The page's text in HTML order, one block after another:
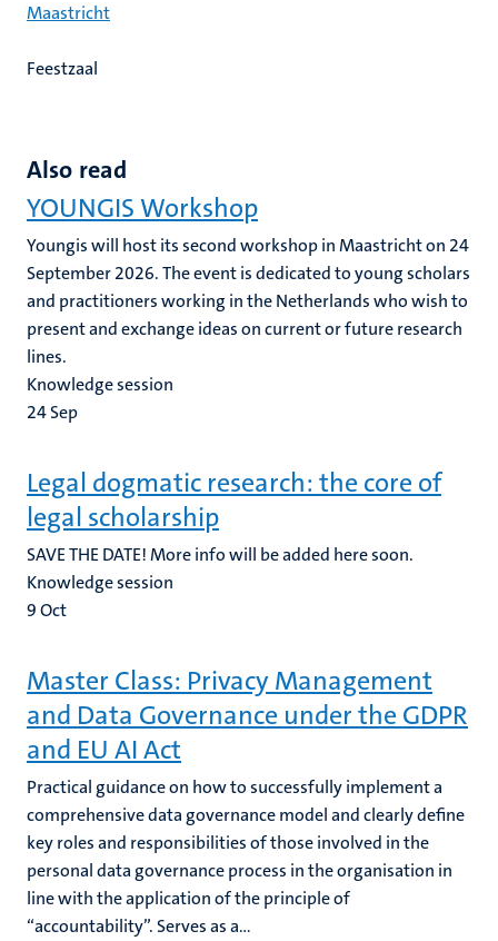
Maastricht
Feestzaal
Also read
YOUNGIS Workshop
Youngis will host its second workshop in Maastricht on 24
September 2026. The event is dedicated to young scholars
and practitioners working in the Netherlands who wish to
present and exchange ideas on current or future research
lines.
Knowledge session
24Sep
Legal dogmatic research: the core of
legal scholarship
SAVE THE DATE! More info will be added here soon.
Knowledge session
9Oct
Master Class: Privacy Management
and Data Governance under the GDPR
and EU AI Act
Practical guidance on how to successfully implement a
comprehensive data governance model and clearly define
key roles and responsibilities of those involved in the
personal data governance process in the organisation in
line with the application of the principle of
“accountability”. Serves as a...